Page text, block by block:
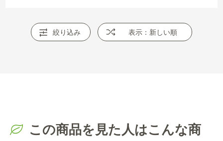
絞り込み 表示：新しい順
この商品を見た人はこんな商